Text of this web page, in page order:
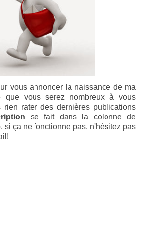
vous annoncer la naissance de ma
que vous serez nombreux à vous
rien rater des dernières publications
se fait dans la colonne de
si ça ne fonctionne pas, n'hésitez pas